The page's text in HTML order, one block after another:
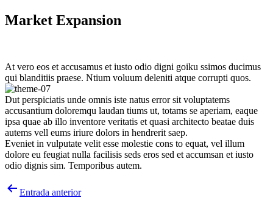
Saltar
al
Market Expansion
At vero eos et accusamus et iusto odio digni goiku ssimos ducimus
qui blanditiis praese. Ntium voluum deleniti atque corrupti quos.
Dut perspiciatis unde omnis iste natus error sit voluptatems
accusantium doloremqu laudan tiums ut, totams se aperiam, eaque
ipsa quae ab illo inventore veritatis et quasi architecto beatae duis
autems vell eums iriure dolors in hendrerit saep.
Eveniet in vulputate velit esse molestie cons to equat, vel illum
dolore eu feugiat nulla facilisis seds eros sed et accumsan et iusto
odio dignis sim. Temporibus autem.
Navegación
Entrada anterior